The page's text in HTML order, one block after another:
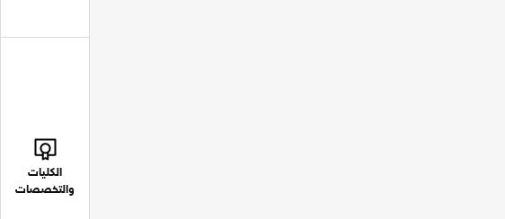
الكليات
والتخصصات